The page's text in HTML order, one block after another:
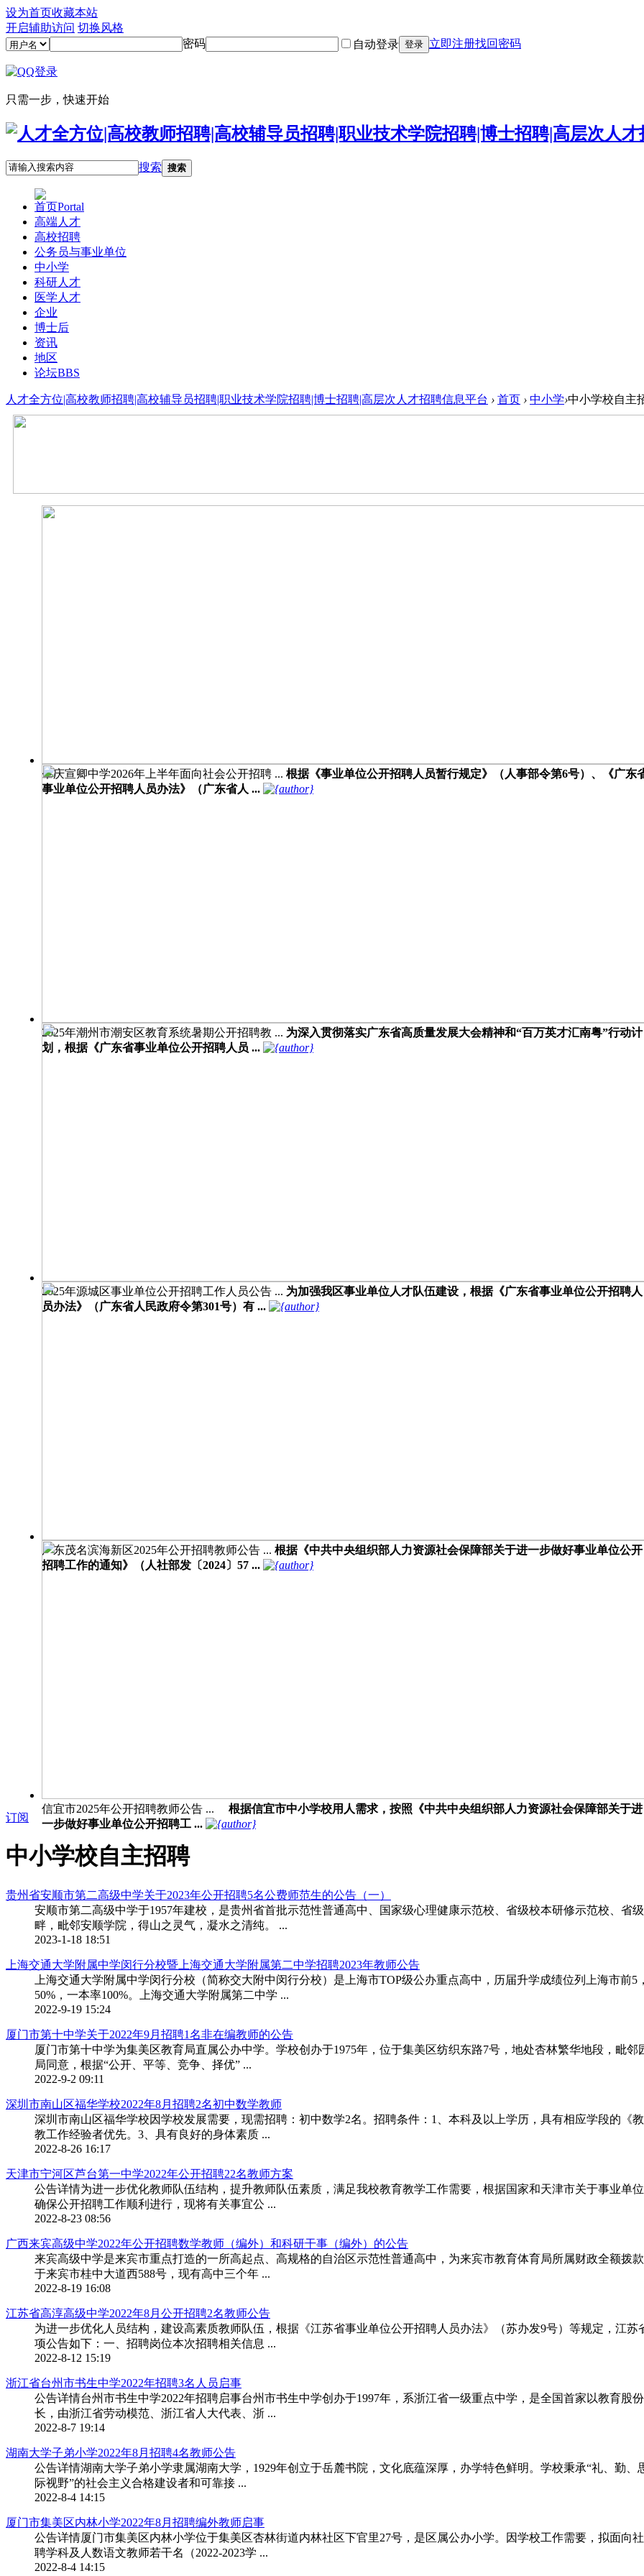
设为首页收藏本站
开启辅助访问 切换风格
密码
自动登录 登录 立即注册找回密码
只需一步，快速开始
搜索 搜索
首页Portal
高端人才
高校招聘
公务员与事业单位
中小学
科研人才
医学人才
企业
博士后
资讯
地区
论坛BBS
人才全方位|高校教师招聘|高校辅导员招聘|职业技术学院招聘|博士招聘|高层次人才招聘信息平台 › 首页 › 中小学›中小学校自主
肇庆宣卿中学2026年上半年面向社会公开招聘 ... 根据《事业单位公开招聘人员暂行规定》（人事部令第6号）、《广东
事业单位公开招聘人员办法》（广东省人 ...
2025年潮州市潮安区教育系统暑期公开招聘教 ... 为深入贯彻落实广东省高质量发展大会精神和“百万英才汇南粤”行动计
划，根据《广东省事业单位公开招聘人员 ...
2025年源城区事业单位公开招聘工作人员公告 ... 为加强我区事业单位人才队伍建设，根据《广东省事业单位公开招聘人
员办法》（广东省人民政府令第301号）有 ...
广东茂名滨海新区2025年公开招聘教师公告 ... 根据《中共中央组织部人力资源社会保障部关于进一步做好事业单位公开
招聘工作的通知》（人社部发〔2024〕57 ...
信宜市2025年公开招聘教师公告 ...
根据信宜市中小学校用人需求，按照《中共中央组织部人力资源社会保障部关于进
一步做好事业单位公开招聘工 ...
订阅
中小学校自主招聘
贵州省安顺市第二高级中学关于2023年公开招聘5名公费师范生的公告（一）
安顺市第二高级中学于1957年建校，是贵州省首批示范性普通高中、国家级心理健康示范校、省级校本研修示范校、
畔，毗邻安顺学院，得山之灵气，凝水之清纯。 ...
2023-1-18 18:51
上海交通大学附属中学闵行分校暨上海交通大学附属第二中学招聘2023年教师公告
上海交通大学附属中学闵行分校（简称交大附中闵行分校）是上海市TOP级公办重点高中，历届升学成绩位列上海市前
50%，一本率100%。上海交通大学附属第二中学 ...
2022-9-19 15:24
厦门市第十中学关于2022年9月招聘1名非在编教师的公告
厦门市第十中学为集美区教育局直属公办中学。学校创办于1975年，位于集美区纺织东路7号，地处杏林繁华地段，毗
局同意，根据“公开、平等、竞争、择优” ...
2022-9-2 09:11
深圳市南山区福华学校2022年8月招聘2名初中数学教师
深圳市南山区福华学校因学校发展需要，现需招聘：初中数学2名。招聘条件：1、本科及以上学历，具有相应学段的《
教工作经验者优先。3、具有良好的身体素质 ...
2022-8-26 16:17
天津市宁河区芦台第一中学2022年公开招聘22名教师方案
公告详情为进一步优化教师队伍结构，提升教师队伍素质，满足我校教育教学工作需要，根据国家和天津市关于事业单
确保公开招聘工作顺利进行，现将有关事宜公 ...
2022-8-23 08:56
广西来宾高级中学2022年公开招聘数学教师（编外）和科研干事（编外）的公告
来宾高级中学是来宾市重点打造的一所高起点、高规格的自治区示范性普通高中，为来宾市教育体育局所属财政全额拨
于来宾市桂中大道西588号，现有高中三个年 ...
2022-8-19 16:08
江苏省高淳高级中学2022年8月公开招聘2名教师公告
为进一步优化人员结构，建设高素质教师队伍，根据《江苏省事业单位公开招聘人员办法》（苏办发9号）等规定，江
项公告如下：一、招聘岗位本次招聘相关信息 ...
2022-8-12 15:19
浙江省台州市书生中学2022年招聘3名人员启事
公告详情台州市书生中学2022年招聘启事台州市书生中学创办于1997年，系浙江省一级重点中学，是全国首家以教育
长，由浙江省劳动模范、浙江省人大代表、浙 ...
2022-8-7 19:14
湖南大学子弟小学2022年8月招聘4名教师公告
公告详情湖南大学子弟小学隶属湖南大学，1929年创立于岳麓书院，文化底蕴深厚，办学特色鲜明。学校秉承“礼、勤
际视野”的社会主义合格建设者和可靠接 ...
2022-8-4 14:15
厦门市集美区内林小学2022年8月招聘编外教师启事
公告详情厦门市集美区内林小学位于集美区杏林街道内林社区下官里27号，是区属公办小学。因学校工作需要，拟面向
聘学科及人数语文教师若干名（2022-2023学 ...
2022-8-4 14:15